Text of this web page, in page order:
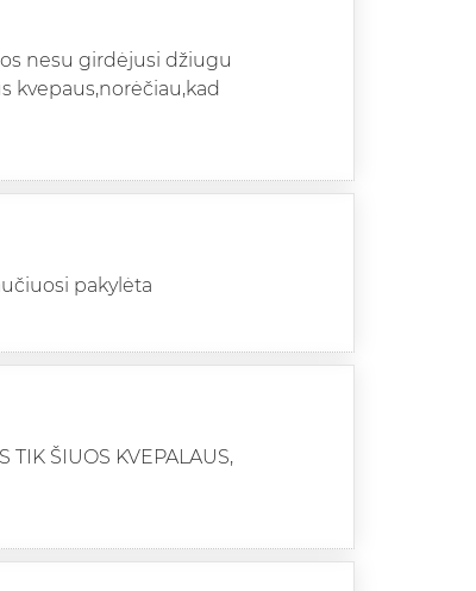
nesu girdėjusi džiugu
kvepaus,norėčiau,kad
pakylėta
TIK ŠIUOS KVEPALAUS,